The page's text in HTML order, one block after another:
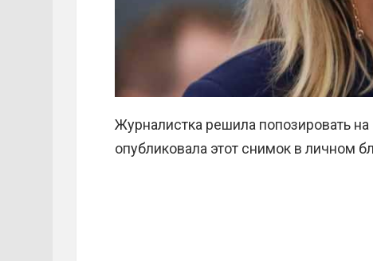
Журналистка решила попозировать
опубликовала этот снимок в личном